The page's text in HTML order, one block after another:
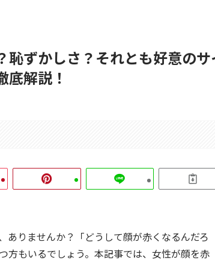
恥ずかしさ？それとも好意の
解説！
りませんか？「どうして顔が赤くなるんだろ
方もいるでしょう。本記事では、女性が顔を赤